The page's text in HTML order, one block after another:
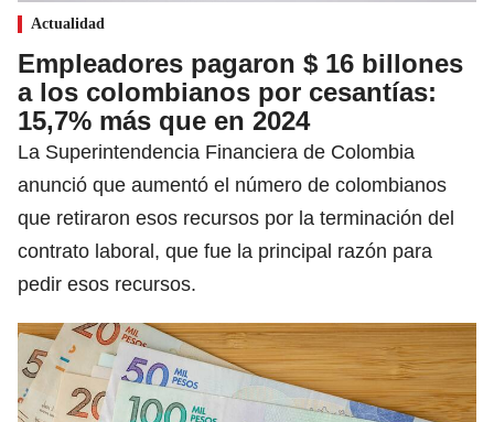
Actualidad
Empleadores pagaron $ 16 billones
a los colombianos por cesantías:
15,7% más que en 2024
La Superintendencia Financiera de Colombia
anunció que aumentó el número de colombianos
que retiraron esos recursos por la terminación del
contrato laboral, que fue la principal razón para
pedir esos recursos.